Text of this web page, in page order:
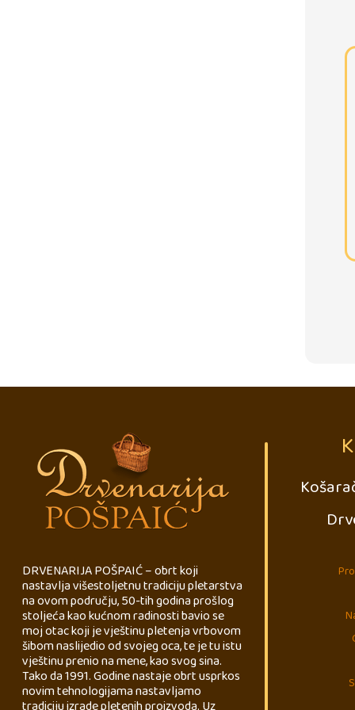
DRVENARIJA POŠPAIĆ – obrt koji
nastavlja višestoljetnu tradiciju pletarstva
na ovom području, 50-tih godina prošlog
stoljeća kao kućnom radinosti bavio se
moj otac koji je vještinu pletenja vrbovom
šibom naslijedio od svojeg oca, te je tu istu
vještinu prenio na mene, kao svog sina.
Tako da 1991. Godine nastaje obrt usprkos
novim tehnologijama nastavljamo